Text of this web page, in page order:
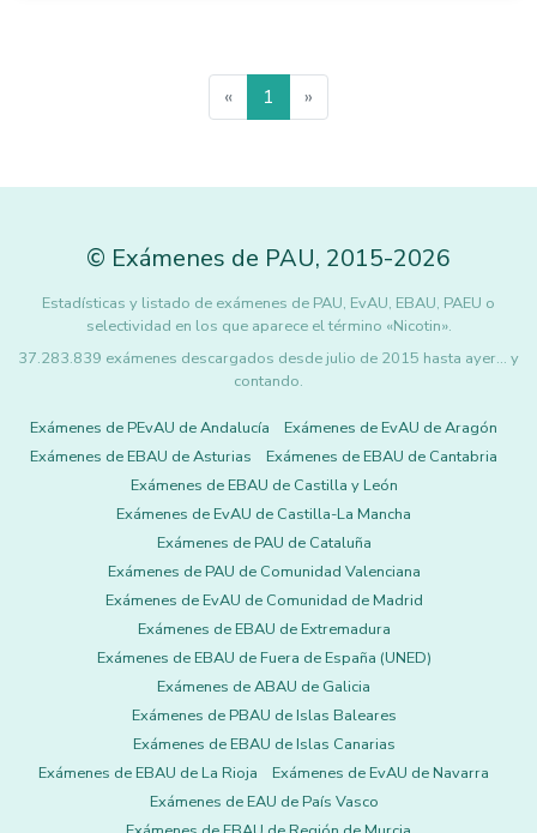
« 1 »
© Exámenes de PAU, 2015-2026
Estadísticas y listado de exámenes de PAU, EvAU, EBAU, PAEU o
selectividad en los que aparece el término «Nicotin».
37.283.839 exámenes descargados desde julio de 2015 hasta ayer... y
contando.
Exámenes de PEvAU de Andalucía
Exámenes de EvAU de Aragón
Exámenes de EBAU de Asturias
Exámenes de EBAU de Cantabria
Exámenes de EBAU de Castilla y León
Exámenes de EvAU de Castilla-La Mancha
Exámenes de PAU de Cataluña
Exámenes de PAU de Comunidad Valenciana
Exámenes de EvAU de Comunidad de Madrid
Exámenes de EBAU de Extremadura
Exámenes de EBAU de Fuera de España (UNED)
Exámenes de ABAU de Galicia
Exámenes de PBAU de Islas Baleares
Exámenes de EBAU de Islas Canarias
Exámenes de EBAU de La Rioja
Exámenes de EvAU de Navarra
Exámenes de EAU de País Vasco